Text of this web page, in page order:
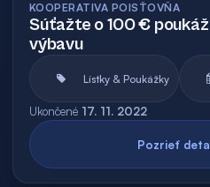
KOOPERATIVA POISŤOVŇA
Súťažte o 100 €
výbavu
Lístky & Poukážky
Ukončené 17. 11. 2022
Pozrieť